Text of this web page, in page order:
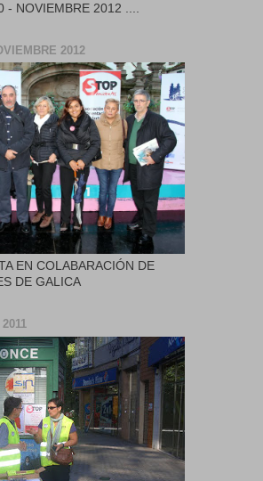
- NOVIEMBRE 2012 ....
2012
EN COLABARACIÓN DE
DE GALICA